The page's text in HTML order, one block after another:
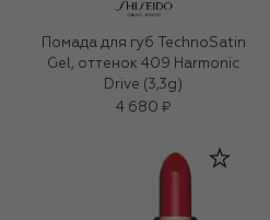
Помада для губ TechnoSatin
Gel, оттенок 409 Harmonic
Drive (3,3g)
4 680 ₽